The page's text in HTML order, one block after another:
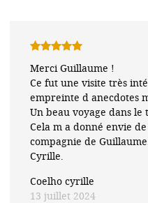
5
Coelho cyrille
13 juillet 2024
Merci Guillaume !
Ce fut une visite très
empreinte d anecdotes
Un beau voyage dans le
Cela m a donné envie
compagnie de
Cyrille.